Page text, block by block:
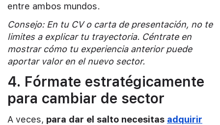
entre ambos mundos.
Consejo: En tu CV o carta de presentación, no te
limites a explicar tu trayectoria. Céntrate en
mostrar cómo tu experiencia anterior puede
aportar valor en el nuevo sector.
4. Fórmate estratégicamente
para cambiar de sector
A veces, para dar el salto necesitas adquirir